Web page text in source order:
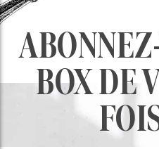
BOX DE